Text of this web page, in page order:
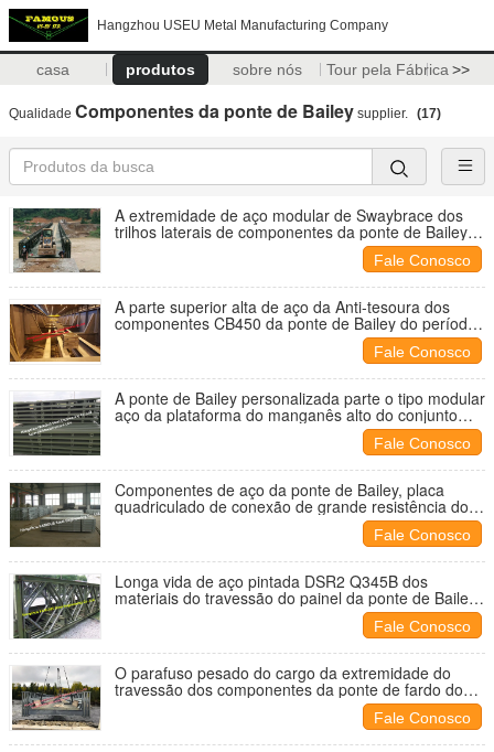
Hangzhou USEU Metal Manufacturing Company
casa produtos sobre nós Tour pela Fábrica >>
Qualidade Componentes da ponte de Bailey supplier. (17)
A extremidade de aço modular de Swaybrace dos
trilhos laterais de componentes da ponte de Bailey
afixa o Decking da ponte para a passagem
Fale Conosco
A parte superior alta de aço da Anti-tesoura dos
componentes CB450 da ponte de Bailey do período
longo super Chords um mais baixo Bracings
Fale Conosco
A ponte de Bailey personalizada parte o tipo modular
aço da plataforma do manganês alto do conjunto
Fale Conosco
Componentes de aço da ponte de Bailey, placa
quadriculado de conexão de grande resistência do
Fale Conosco
Longa vida de aço pintada DSR2 Q345B dos
materiais do travessão do painel da ponte de Bailey
Fale Conosco
O parafuso pesado do cargo da extremidade do
travessão dos componentes da ponte de fardo do
estojo compacto 100 conecta o padrão britânico
Fale Conosco